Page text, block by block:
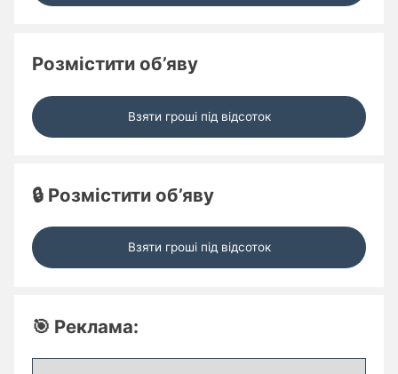
Розмістити об’яву
Взяти гроші під відсоток
🔒 Розмістити об’яву
Взяти гроші під відсоток
🎯 Реклама: